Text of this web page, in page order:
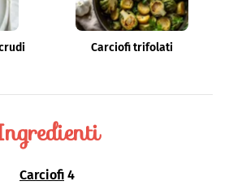
Carciofi trifolati
Carciofi 4